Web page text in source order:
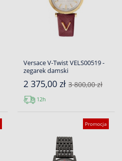
Versace V-Twist VELS00519 -
zegarek damski
2 375,00 zł 3 800,00 zł
12h
Promocja